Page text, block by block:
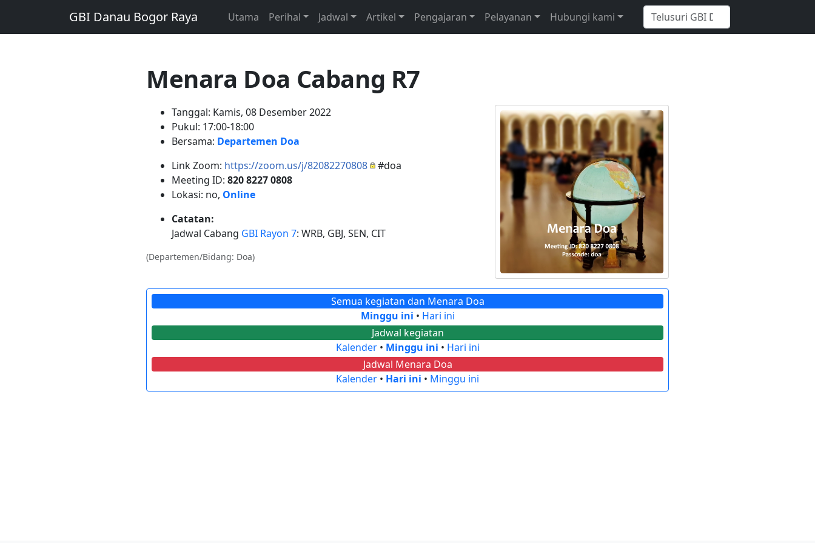
GBI Danau Bogor Raya Utama Perihal Jadwal Artikel Pengajaran Pelayanan Hubungi kami
Menara Doa Cabang R7
Tanggal: Kamis, 08 Desember 2022
Pukul: 17:00-18:00
Bersama: Departemen Doa
Link Zoom: https://zoom.us/j/82082270808 #doa
Meeting ID: 820 8227 0808
Lokasi: no, Online
Catatan:
Jadwal Cabang GBI Rayon 7: WRB, GBJ, SEN, CIT
(Departemen/Bidang: Doa)
Semua kegiatan dan Menara Doa
Minggu ini • Hari ini
Jadwal kegiatan
Kalender• Minggu ini • Hari ini
Jadwal Menara Doa
Kalender • Hari ini • Minggu ini